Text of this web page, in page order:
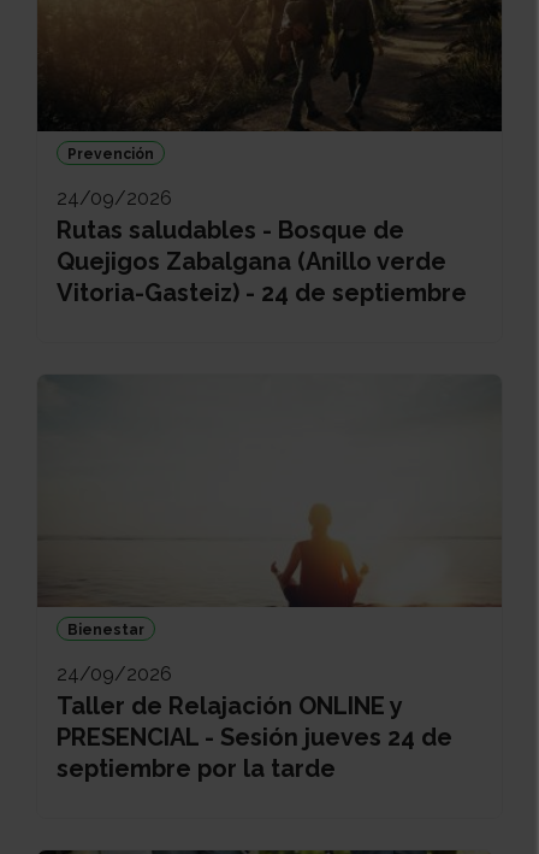
Prevención
24/09/2026
Rutas saludables - Bosque de
Quejigos Zabalgana (Anillo verde
Vitoria-Gasteiz) - 24 de septiembre
Bienestar
24/09/2026
Taller de Relajación ONLINE y
PRESENCIAL - Sesión jueves 24 de
septiembre por la tarde